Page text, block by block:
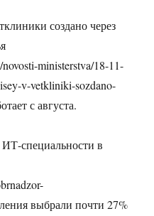
создано через
ministerstva/18-11-
v-vetkliniki-sozdano-
с августа.
специальности в
выбрали почти 27%